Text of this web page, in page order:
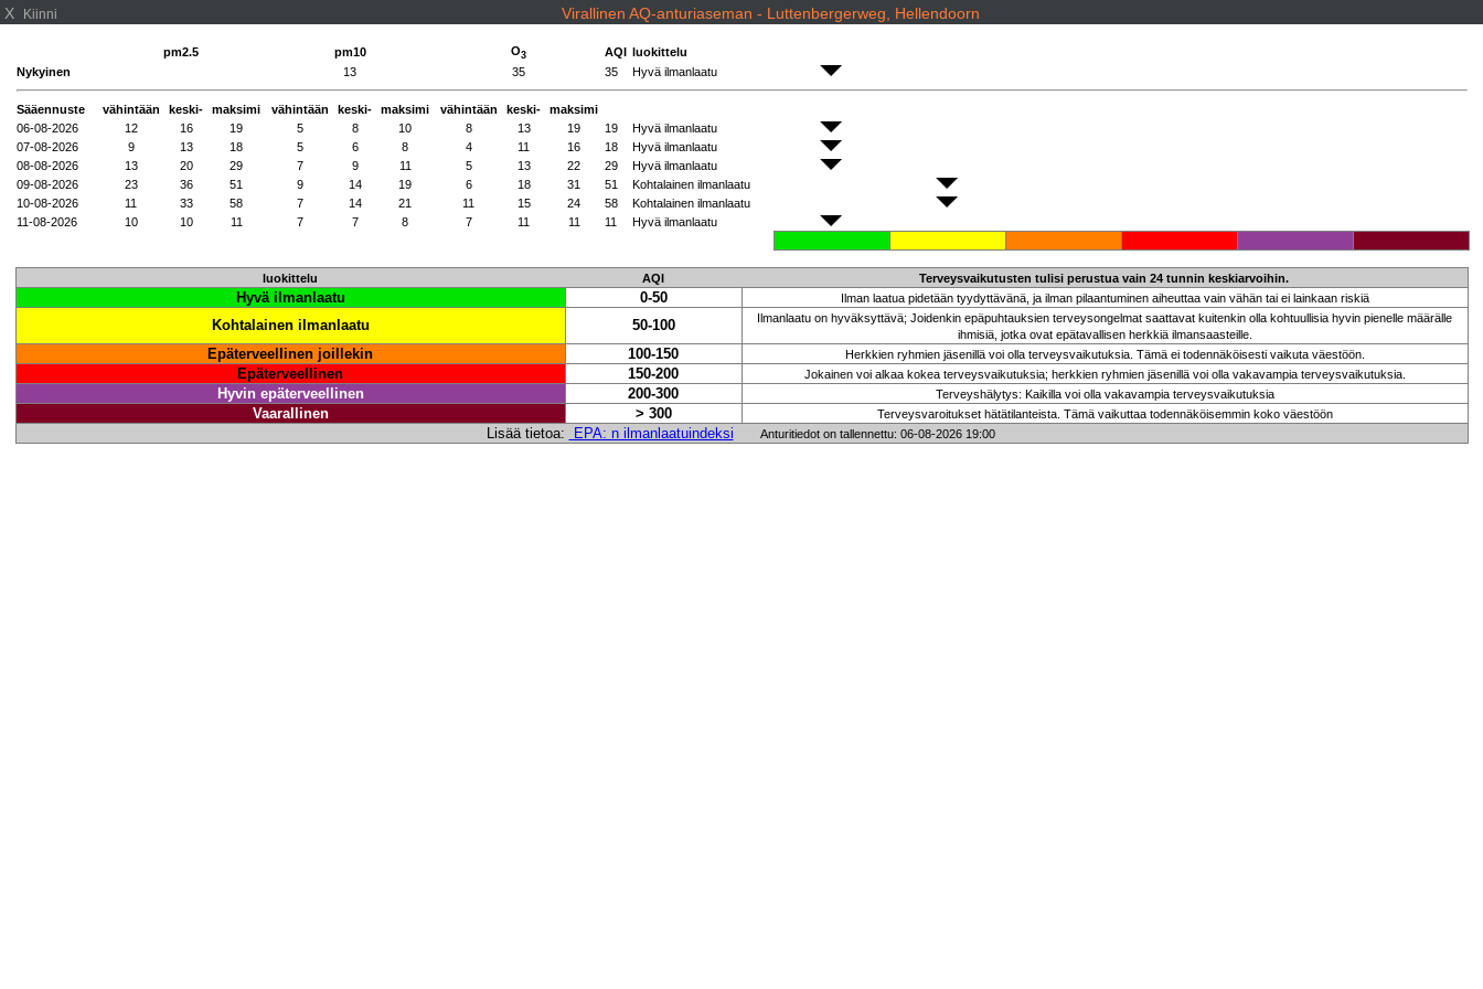
X Kiinni Virallinen AQ-anturiaseman - Luttenbergerweg, Hellendoorn
pm2.5 pm10 O3 AQI luokittelu
Nykyinen
13 35 35 Hyvä ilmanlaatu
Sääennuste vähintään keski- maksimi vähintään keski- maksimi vähintään keski-
maksimi
06-08-2026
12 16 19 5 8 10 8 13 19 19
Hyvä ilmanlaatu
07-08-2026
9 13 18 5 6 8 4 11 16 18
Hyvä ilmanlaatu
08-08-2026
13 20 29 7 9 11 5 13 22 29
Hyvä ilmanlaatu
09-08-2026
23 36 51 9 14 19 6 18 31 51
Kohtalainen ilmanlaatu
10-08-2026
11 33 58 7 14 21 11 15 24 58
Kohtalainen ilmanlaatu
11-08-2026
10 10 11 7 7 8 7 11 11 11 Hyvä ilmanlaatu
luokittelu AQI Terveysvaikutusten tulisi perustua vain 24 tunnin keskiarvoihin.
Hyvä ilmanlaatu 0-50 Ilman laatua pidetään tyydyttävänä, ja ilman pilaantuminen aiheuttaa vain vähän tai ei lainkaan riskiä
Kohtalainen ilmanlaatu 50-100
Ilmanlaatu on hyväksyttävä; Joidenkin epäpuhtauksien terveysongelmat saattavat kuitenkin olla kohtuullisia hyvin pienelle määrälle
ihmisiä, jotka ovat epätavallisen herkkiä ilmansaasteille.
Epäterveellinen joillekin 100-150 Herkkien ryhmien jäsenillä voi olla terveysvaikutuksia. Tämä ei todennäköisesti vaikuta väestöön.
Epäterveellinen 150-200 Jokainen voi alkaa kokea terveysvaikutuksia; herkkien ryhmien jäsenillä voi olla vakavampia terveysvaikutuksia.
Hyvin epäterveellinen 200-300 Terveyshälytys: Kaikilla voi olla vakavampia terveysvaikutuksia
Vaarallinen > 300 Terveysvaroitukset hätätilanteista. Tämä vaikuttaa todennäköisemmin koko väestöön
Lisää tietoa: EPA: n ilmanlaatuindeksi Anturitiedot on tallennettu: 06-08-2026 19:00